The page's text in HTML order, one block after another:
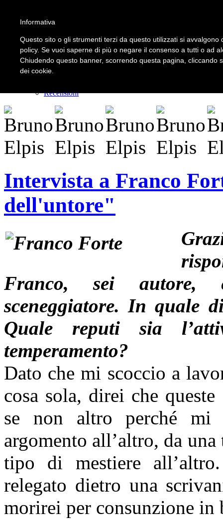
LOGIN | REGISTER
Home
Il carnevale dei delitti
Recensioni
Intervista a Franco
dell'untore"
Franco, sei autore,
sceneggiatore. In quale
Quale reputi sia
temperamento?
Dato che mi scoccio a
cosa sola, direi che
se non altro perché mi
argomento all’altro, da
tipo di mestiere
relegato dietro una
morirei per consunzione
Informativa
Questo sito o gli strumenti terzi da questo utilizzati si
policy. Se vuoi saperne di più o negare il consenso a tutti o ad
Chiudendo questo banner, scorrendo questa pagina, cliccando
dei cookie.